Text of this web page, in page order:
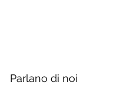
Parlano di noi